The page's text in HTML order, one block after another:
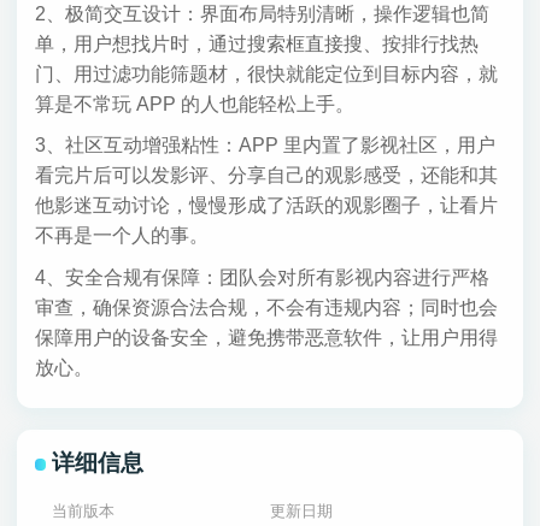
2、极简交互设计：界面布局特别清晰，操作逻辑也简
单，用户想找片时，通过搜索框直接搜、按排行找热
门、用过滤功能筛题材，很快就能定位到目标内容，就
算是不常玩 APP 的人也能轻松上手。
3、社区互动增强粘性：APP 里内置了影视社区，用户
看完片后可以发影评、分享自己的观影感受，还能和其
他影迷互动讨论，慢慢形成了活跃的观影圈子，让看片
不再是一个人的事。
4、安全合规有保障：团队会对所有影视内容进行严格
审查，确保资源合法合规，不会有违规内容；同时也会
保障用户的设备安全，避免携带恶意软件，让用户用得
放心。
详细信息
当前版本 更新日期